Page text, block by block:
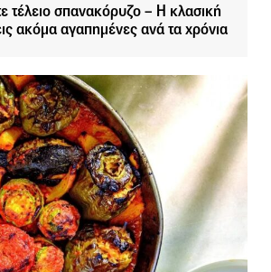
τέλειο σπανακόρυζο – Η κλασική
ακόμα αγαπημένες ανά τα χρόνια